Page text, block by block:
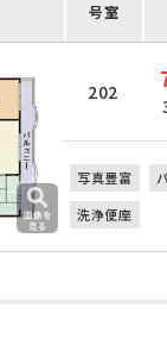
号室
202
写真豊富
洗浄便座